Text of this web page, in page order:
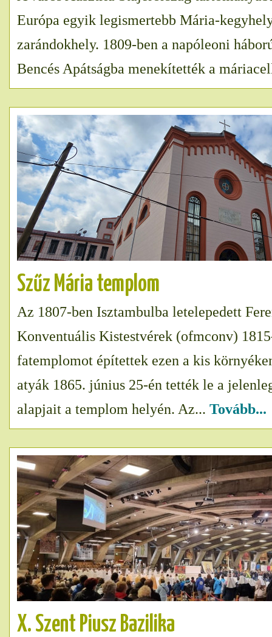
Európa egyik legismertebb Mária-
zarándokhely. 1809-ben a napóleoni
Bencés Apátságba menekítették a
Szűz Mária templom
Az 1807-ben Isztambulba letelepedett
Konventuális Kistestvérek (ofmconv)
fatemplomot építettek ezen a kis
atyák 1865. június 25-én tették le a
alapjait a templom helyén. Az... Tovább...
X. Szent Piusz Bazilika